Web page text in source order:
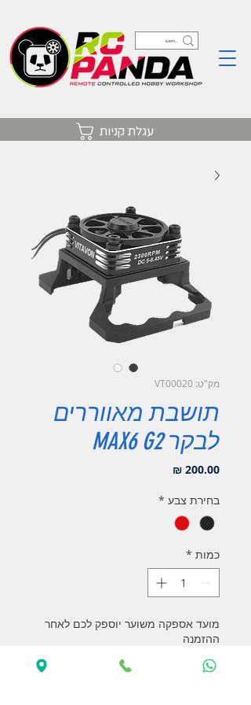
עגלת קניות
מק"ט: VT00020
תושבת מאווררים
לבקר MAX6 G2
בחירת צבע *
כמות *
מועד אספקה משוער יוספק לכם לאחר
ההזמנה
הזמנה מוקדמת